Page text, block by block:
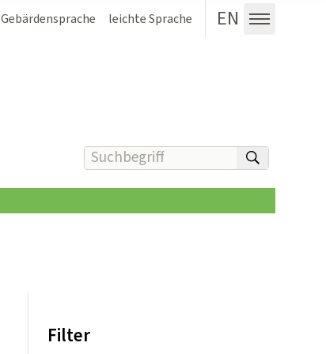
Gebärdensprache leichte Sprache EN
Menü
Suchbegriff(e) eingeben
Filter